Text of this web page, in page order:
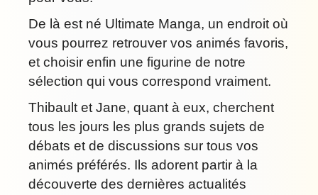
De là est né Ultimate Manga, un endroit où
vous pourrez retrouver vos animés favoris,
et choisir enfin une figurine de notre
sélection qui vous correspond vraiment.
Thibault et Jane, quant à eux, cherchent
tous les jours les plus grands sujets de
débats et de discussions sur tous vos
animés préférés. Ils adorent partir à la
découverte des dernières actualités